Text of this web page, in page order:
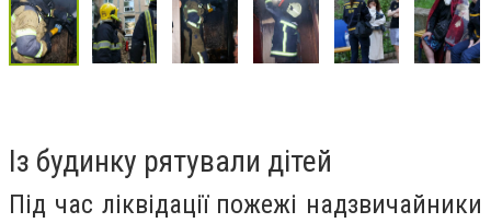
Із будинку рятували дітей
Під час ліквідації пожежі надзвичайники